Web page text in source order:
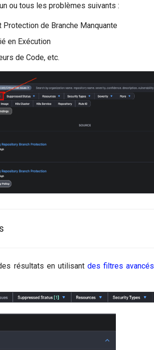
ou tous les problèmes suivants :
de Branche Manquante
en Exécution
de Code, etc.
résultats en utilisant des filtres avancés